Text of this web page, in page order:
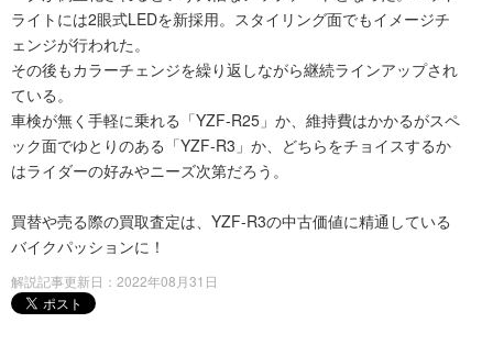
ライトには2眼式LEDを新採用。スタイリング面でもイメージチ
ェンジが行われた。
その後もカラーチェンジを繰り返しながら継続ラインアップされ
ている。
車検が無く手軽に乗れる「YZF-R25」か、維持費はかかるがスペ
ック面でゆとりのある「YZF-R3」か、どちらをチョイスするか
はライダーの好みやニーズ次第だろう。
買替や売る際の買取査定は、YZF-R3の中古価値に精通している
バイクパッションに！
解説記事更新日：2022年08月31日